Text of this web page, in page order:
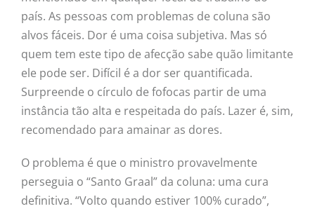
país. As pessoas com problemas de coluna são
alvos fáceis. Dor é uma coisa subjetiva. Mas só
quem tem este tipo de afecção sabe quão limitante
ele pode ser. Difícil é a dor ser quantificada.
Surpreende o círculo de fofocas partir de uma
instância tão alta e respeitada do país. Lazer é, sim,
recomendado para amainar as dores.
O problema é que o ministro provavelmente
perseguia o “Santo Graal” da coluna: uma cura
definitiva. “Volto quando estiver 100% curado”,